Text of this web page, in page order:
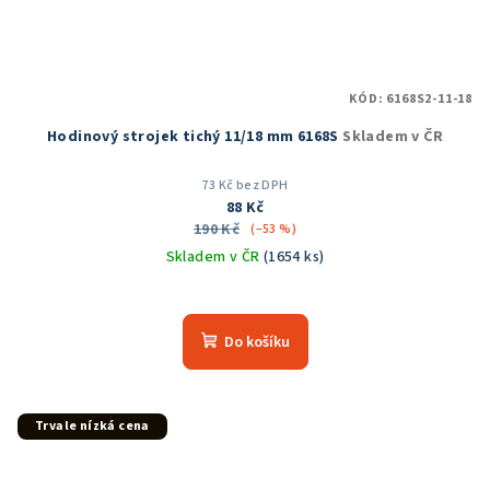
Hodinový strojek tichý 11/18 mm 6168S Skladem v ČR
73 Kč bez DPH
88 Kč
190 Kč (–53 %)
Skladem v ČR (1654 ks)
hodnocení
produktu
Do košíku
KÓD: 6168S2-11-18
Trvale nízká cena